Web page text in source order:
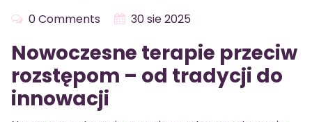
0 Comments 30 sie 2025
Nowoczesne terapie przeciw
rozstępom – od tradycji do
innowacji